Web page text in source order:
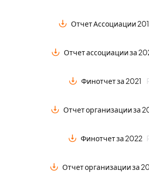
Отчет Ассоциации
Отчет ассоциации за
Финотчет за 2021
Отчет организации за
Финотчет за 2022
Отчет организации за